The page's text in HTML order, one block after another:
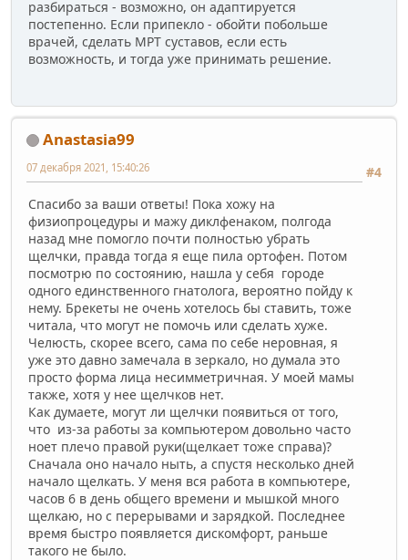
разбираться - возможно, он адаптируется
постепенно. Если припекло - обойти побольше
врачей, сделать МРТ суставов, если есть
возможность, и тогда уже принимать решение.
Anastasia99
#4
07 декабря 2021, 15:40:26
Спасибо за ваши ответы! Пока хожу на
физиопроцедуры и мажу диклфенаком, полгода
назад мне помогло почти полностью убрать
щелчки, правда тогда я еще пила ортофен. Потом
посмотрю по состоянию, нашла у себя городе
одного единственного гнатолога, вероятно пойду к
нему. Брекеты не очень хотелось бы ставить, тоже
читала, что могут не помочь или сделать хуже.
Челюсть, скорее всего, сама по себе неровная, я
уже это давно замечала в зеркало, но думала это
просто форма лица несимметричная. У моей мамы
также, хотя у нее щелчков нет.
Как думаете, могут ли щелчки появиться от того,
что из-за работы за компьютером довольно часто
ноет плечо правой руки(щелкает тоже справа)?
Сначала оно начало ныть, а спустя несколько дней
начало щелкать. У меня вся работа в компьютере,
часов 6 в день общего времени и мышкой много
щелкаю, но с перерывами и зарядкой. Последнее
время быстро появляется дискомфорт, раньше
такого не было.